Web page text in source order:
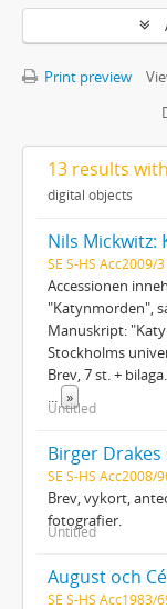
Print preview
13 results
digital objects
Nils Mickwitz:
SE S-HS Acc2009/3
Accessionen
"Katynmorden",
Manuskript:
Stockholms
Brev, 7 st. +
»
Untitled
Birger
SE S-HS Acc2008/
Brev, vykort,
fotografier.
Untitled
August och
SE S-HS Acc1983/